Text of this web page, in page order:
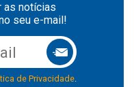
as notícias
seu e-mail!
de Privacidade.